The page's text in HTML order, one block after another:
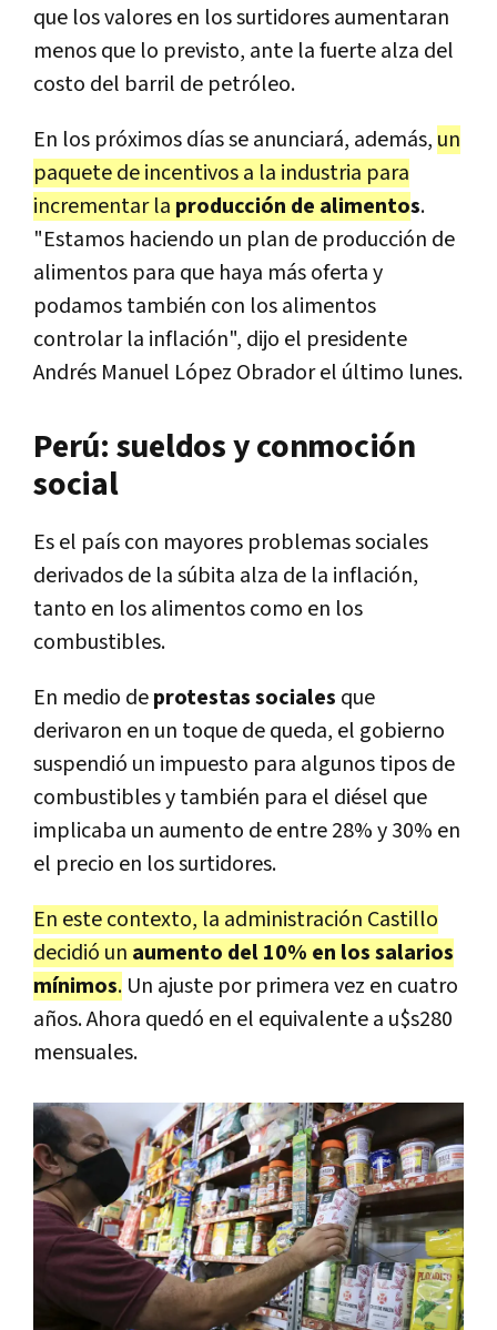
que los valores en los surtidores aumentaran
menos que lo previsto, ante la fuerte alza del
costo del barril de petróleo.
En los próximos días se anunciará, además, un
paquete de incentivos a la industria para
incrementar la producción de alimentos.
"Estamos haciendo un plan de producción de
alimentos para que haya más oferta y
podamos también con los alimentos
controlar la inflación", dijo el presidente
Andrés Manuel López Obrador el último lunes.
Perú: sueldos y conmoción
social
Es el país con mayores problemas sociales
derivados de la súbita alza de la inflación,
tanto en los alimentos como en los
combustibles.
En medio deprotestas sociales que
derivaron en un toque de queda, el gobierno
suspendió un impuesto para algunos tipos de
combustibles y también para el diésel que
implicaba un aumento de entre 28% y 30% en
el precio en los surtidores.
En este contexto, la administración Castillo
decidió un aumento del 10% en los salarios
mínimos. Un ajuste por primera vez en cuatro
años. Ahora quedó en el equivalente a u$s280
mensuales.